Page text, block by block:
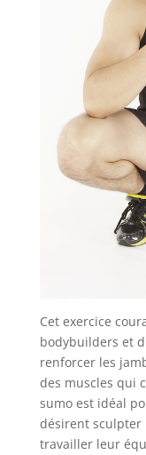
Cet exercice
bodybuilders et
renforcer les
des muscles qui
sumo est idéal
désirent sculpter
travailler leur